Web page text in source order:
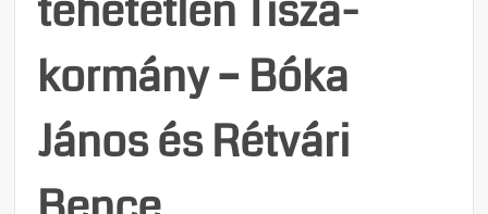
kormány – Bóka
János és Rétvári